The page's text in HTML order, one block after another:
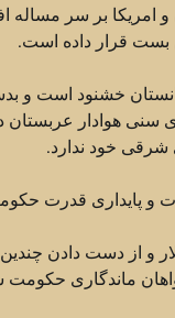
و امریکا بر سر
بست قرار داده است.
خشنود است
سنی هوادار
خود ندارد.
ثبات و پایداری
و از دست دادن
ماندگاری